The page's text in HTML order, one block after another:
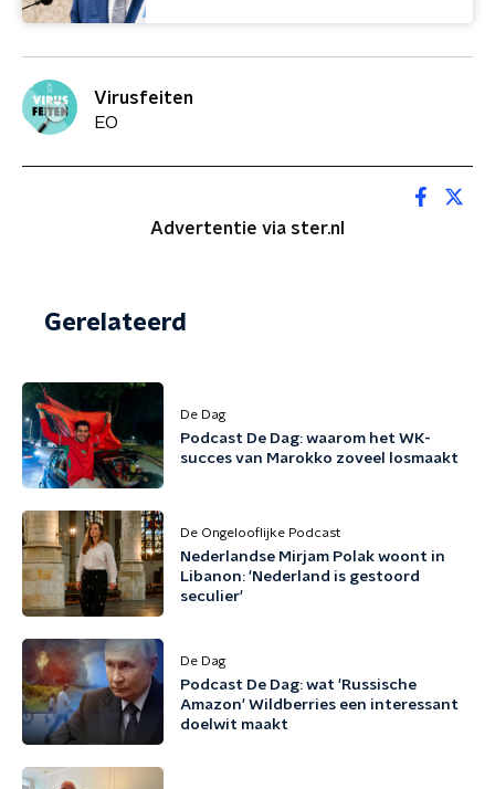
Virusfeiten
EO
Advertentie via ster.nl
Gerelateerd
De Dag
Podcast De Dag: waarom het WK-
succes van Marokko zoveel losmaakt
De Ongelooflijke Podcast
Nederlandse Mirjam Polak woont in
Libanon: 'Nederland is gestoord
seculier'
De Dag
Podcast De Dag: wat 'Russische
Amazon' Wildberries een interessant
doelwit maakt